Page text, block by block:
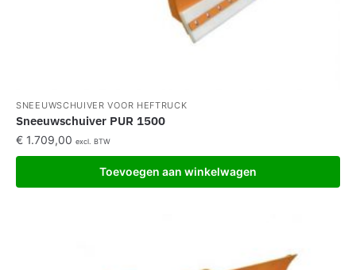
SNEEUWSCHUIVER VOOR HEFTRUCK
Sneeuwschuiver PUR 1500
€ 1.709,00 excl. BTW
Toevoegen aan winkelwagen